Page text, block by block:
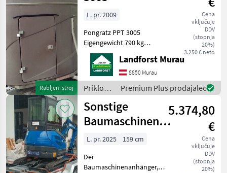
Rabljeni stroj
Cena
vključuje
DDV
(stopnja
20%)
3.250 € neto
L. pr. 2009
Pongratz PPT 3005
Eigengewicht 790 kg
Auflaufgebremst
PFERDEANHÄNGER
TRENNWAND SCHAUTÜRE
Um Ihnen unnötige
Wartezeiten oder
Wegstrecken zu ersparen,
bitten wir Si
Landforst Murau
8850 Murau
Priklopniki
/
Sonstige
Premium Plus prodajalec
Sonstige
Baumaschinenanhänger
mit 2 Achsen -
5.374,80
€
Cena
vključuje
DDV
(stopnja
20%)
L. pr. 2025
159 cm
Der
Baumaschinenanhänger,